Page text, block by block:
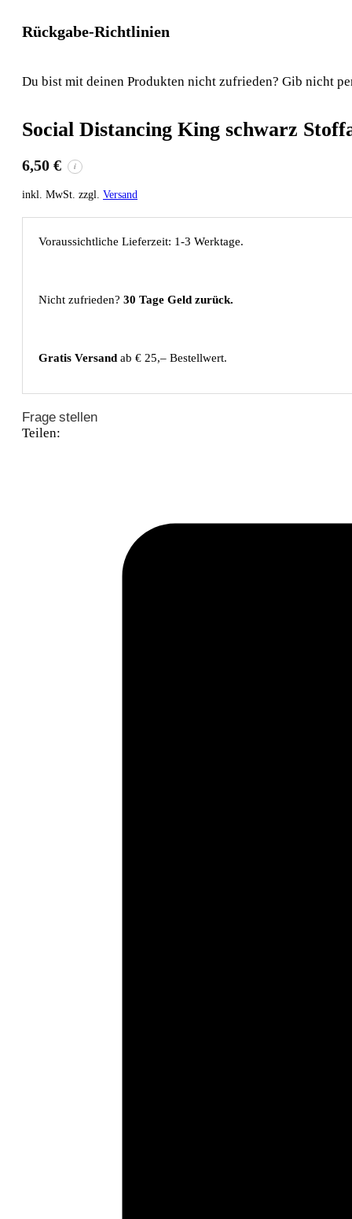
Rückgabe-Richtlinien
Du bist mit deinen Produkten nicht zufrieden? Gib nicht
Social Distancing King schwarz
6,50 € i
inkl. MwSt. zzgl. Versand
Voraussichtliche Lieferzeit: 1-3 Werktage.
Nicht zufrieden? 30 Tage Geld zurück.
Gratis Versand ab € 25,– Bestellwert.
Frage stellen
Teilen: